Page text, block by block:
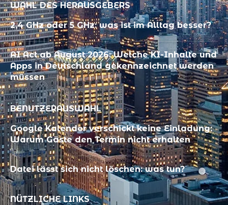
WAHL DES HERAUSGEBERS
2,4 GHz oder 5 GHz: was ist im Alltag besser?
AI Act ab August 2026: Welche KI-Inhalte und
Apps in Deutschland gekennzeichnet werden
müssen
BENUTZERAUSWAHL
Google Kalender verschickt keine Einladung:
Warum Gäste den Termin nicht erhalten
Datei lässt sich nicht löschen: was tun?
NÜTZLICHE LINKS